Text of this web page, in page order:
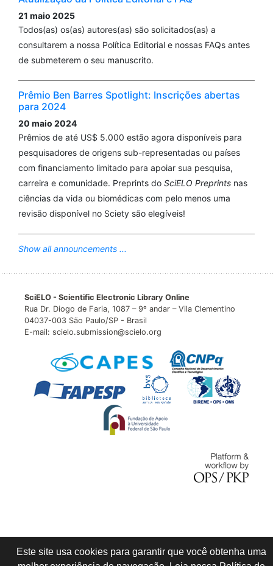
21 maio 2025
Todos(as) os(as) autores(as) são solicitados(as) a
consultarem a nossa Política Editorial e nossas FAQs antes
de submeterem o seu manuscrito.
Prêmio Ben Barres Spotlight: Inscrições abertas
para 2024
20 maio 2024
Prêmios de até US$ 5.000 estão agora disponíveis para
pesquisadores de origens sub-representadas ou países
com financiamento limitado para apoiar sua pesquisa,
carreira e comunidade. Preprints do SciELO Preprints nas
ciências da vida ou biomédicas com pelo menos uma
revisão disponível no Sciety são elegíveis!
Show all announcements ...
SciELO - Scientific Electronic Library Online
Rua Dr. Diogo de Faria, 1087 – 9º andar – Vila Clementino
04037-003 São Paulo/SP - Brasil
E-mail: scielo.submission@scielo.org
Este site usa cookies para garantir que você obtenha uma